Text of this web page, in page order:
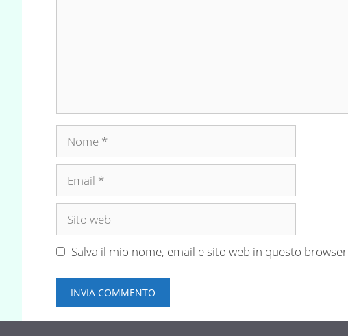
Nome
Email
Sito
Salva il mio nome, email e sito web in questo